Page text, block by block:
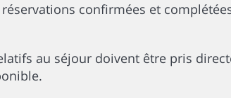
confirmées et
au séjour doivent être pris